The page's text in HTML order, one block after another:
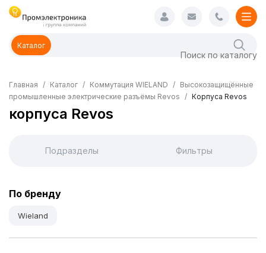
Каталог
Главная Каталог Коммутация WIELAND
Высокозащищённые
промышленные электрические разъёмы Revos
Корпуса Revos
корпуса Revos
Подразделы Фильтры
По бренду
Wieland